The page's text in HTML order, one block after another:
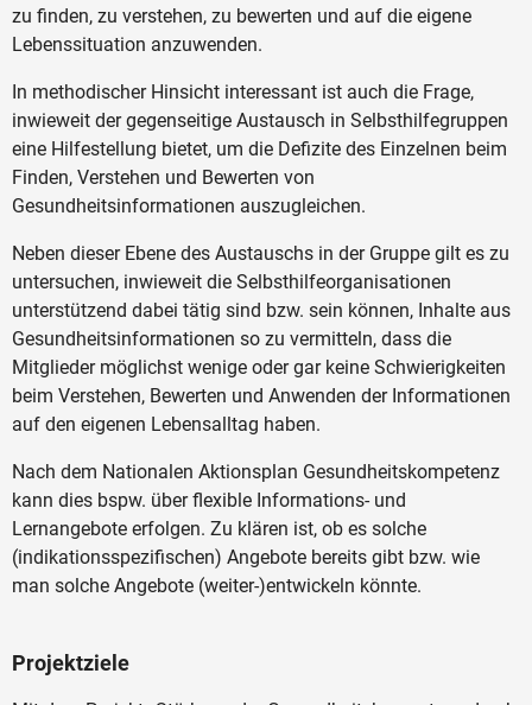
zu finden, zu verstehen, zu bewerten und auf die eigene
Lebenssituation anzuwenden.
In methodischer Hinsicht interessant ist auch die Frage,
inwieweit der gegenseitige Austausch in Selbsthilfegruppen
eine Hilfestellung bietet, um die Defizite des Einzelnen beim
Finden, Verstehen und Bewerten von
Gesundheitsinformationen auszugleichen.
Neben dieser Ebene des Austauschs in der Gruppe gilt es zu
untersuchen, inwieweit die Selbsthilfeorganisationen
unterstützend dabei tätig sind bzw. sein können, Inhalte aus
Gesundheitsinformationen so zu vermitteln, dass die
Mitglieder möglichst wenige oder gar keine Schwierigkeiten
beim Verstehen, Bewerten und Anwenden der Informationen
auf den eigenen Lebensalltag haben.
Nach dem Nationalen Aktionsplan Gesundheitskompetenz
kann dies bspw. über flexible Informations- und
Lernangebote erfolgen. Zu klären ist, ob es solche
(indikationsspezifischen) Angebote bereits gibt bzw. wie
man solche Angebote (weiter-)entwickeln könnte.
Projektziele